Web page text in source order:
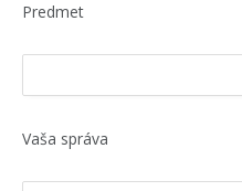
Predmet
Vaša správa